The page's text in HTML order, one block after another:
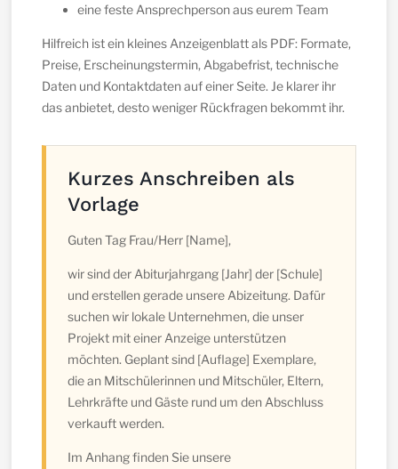
eine feste Ansprechperson aus eurem Team
Hilfreich ist ein kleines Anzeigenblatt als PDF: Formate,
Preise, Erscheinungstermin, Abgabefrist, technische
Daten und Kontaktdaten auf einer Seite. Je klarer ihr
das anbietet, desto weniger Rückfragen bekommt ihr.
Kurzes Anschreiben als
Vorlage
Guten Tag Frau/Herr [Name],
wir sind der Abiturjahrgang [Jahr] der [Schule]
und erstellen gerade unsere Abizeitung. Dafür
suchen wir lokale Unternehmen, die unser
Projekt mit einer Anzeige unterstützen
möchten. Geplant sind [Auflage] Exemplare,
die an Mitschülerinnen und Mitschüler, Eltern,
Lehrkräfte und Gäste rund um den Abschluss
verkauft werden.
Im Anhang finden Sie unsere